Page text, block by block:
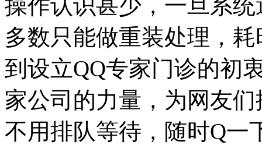
操作认识甚少，一旦系
多数只能做重装处理，
到设立QQ专家门诊的初
家公司的力量，为网友
不用排队等待，随时Q一